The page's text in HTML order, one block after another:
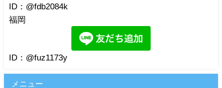
ID：@fdb2084k
福岡
ID：@fuz1173y
メニュー